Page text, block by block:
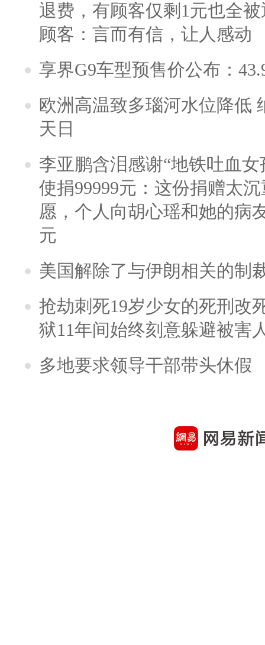
退费，有顾客仅剩1元也全
顾客：言而有信，让人感动
享界G9车型预售价公布：
欧洲高温致多瑙河水位降低
天日
李亚鹏含泪感谢“地铁吐血
使捐99999元：这份捐赠太
愿，个人向胡心瑶和她的病
元
美国解除了与伊朗相关的制
抢劫刺死19岁少女的死刑改
狱11年间始终刻意躲避被害
多地要求领导干部带头休假